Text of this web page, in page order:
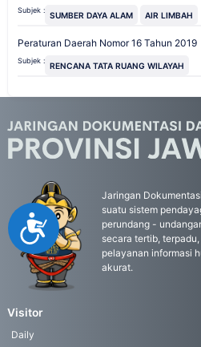
Accessibility
Subjek : SUMBER DAYA ALAM AIR LIMBAH
Peraturan Daerah Nomor 16 Tahun 2019
Subjek : RENCANA TATA RUANG WILAYAH
Jaringan
suatu sistem
perundang -
secara tertib,
pelayanan informasi
akurat.
Visitor
Daily